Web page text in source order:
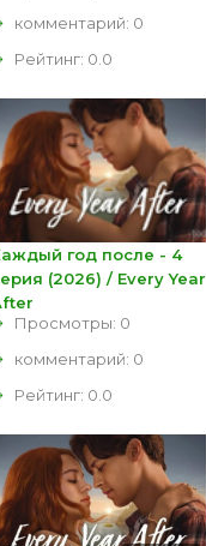
комментарий: 0
Рейтинг: 0.0
год после - 4
(2026) / Every Year
Просмотры: 0
комментарий: 0
Рейтинг: 0.0